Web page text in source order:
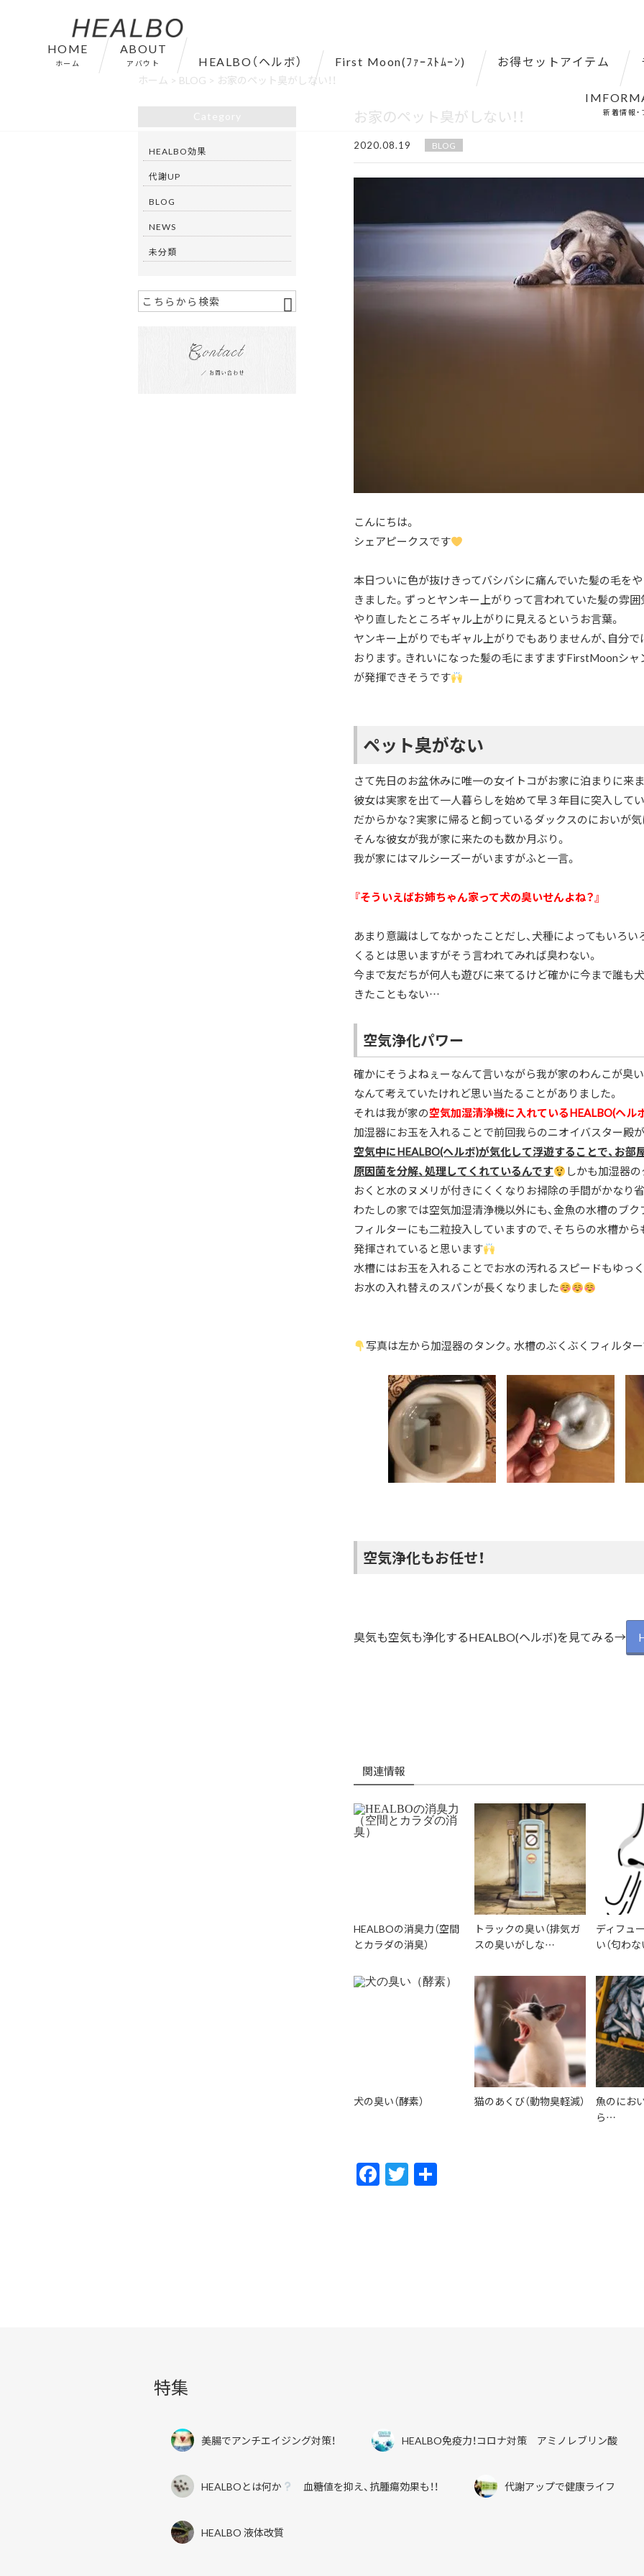
HOME
ホーム
ABOUT
アバウト HEALBO（ヘルボ） First Moon(ﾌｧｰｽﾄﾑｰﾝ) お得セットアイテム
新着情報
ホーム > BLOG > お家のペット臭がしない！！
お家のペット臭がしない！！
2020.08.19 BLOG
こんにちは。
シェアピークスです
本日ついに色が抜けきってバシバシに痛んでいた髪の毛を
きました。ずっとヤンキー上がりって言われていた髪の雰囲
やり直したところギャル上がりに見えるというお言葉。
ヤンキー上がりでもギャル上がりでもありませんが、自分
おります。きれいになった髪の毛にますますFirstMoonシャ
が発揮できそうです
ペット臭がない
さて先日のお盆休みに唯一の女イトコがお家に泊まりに来
彼女は実家を出て一人暮らしを始めて早３年目に突入して
だからかな？実家に帰ると飼っているダックスのにおいが
そんな彼女が我が家に来たのも数か月ぶり。
我が家にはマルシーズーがいますがふと一言。
『そういえばお姉ちゃん家って犬の臭いせんよね？』
あまり意識はしてなかったことだし、犬種によってもいろ
くるとは思いますがそう言われてみれば臭わない。
今まで友だちが何人も遊びに来てるけど確かに今まで誰も
きたこともない…
空気浄化パワー
確かにそうよねぇーなんて言いながら我が家のわんこが臭
なんて考えていたけれど思い当たることがありました。
それは我が家の空気加湿清浄機に入れているHEALBO(ヘル
加湿器にお玉を入れることで前回我らのニオイバスター殿
空気中にHEALBO(ヘルボ)が気化して浮遊することで、お部
原因菌を分解、処理してくれているんです
しかも加湿器
おくと水のヌメリが付きにくくなりお掃除の手間がかなり
わたしの家では空気加湿清浄機以外にも、金魚の水槽のブク
フィルターにも二粒投入していますので、そちらの水槽か
発揮されていると思います
水槽にはお玉を入れることでお水の汚れるスピードもゆっ
お水の入れ替えのスパンが長くなりました
写真は左から加湿器のタンク。水槽のぶくぶくフィルター
空気浄化もお任せ！
臭気も空気も浄化するHEALBO(ヘルボ)を見てみる→
関連情報
HEALBOの消臭力（空間
とカラダの消臭）
トラックの臭い（排気ガ
スの臭いがしな…
ディフュ
い（匂わな
犬の臭い（酵素） 猫のあくび（動物臭軽減）
魚のにお
ら…
F
ac
T
w
HEALBO効果
代謝UP
BLOG
NEWS
未分類
特集
美腸でアンチエイジング対策！ HEALBO免疫力！コロナ対策 アミノレブリン酸
HEALBOとは何か 血糖値を抑え、抗腫瘍効果も！！ 代謝アップで健康ライフ
HEALBO 液体改質